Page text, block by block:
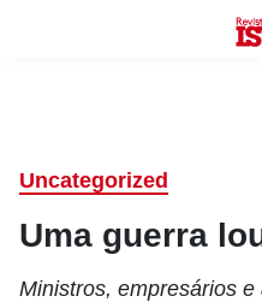
Uncategorized
Uma guerra
Ministros, empresários